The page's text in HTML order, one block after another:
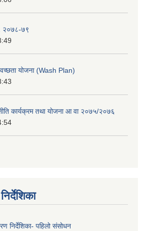
२०७८-७९
योजना (Wash Plan)
कार्यक्रम तथा योजना आ वा २०७५/२०७६
निर्देशिका- पहिलो संसोधन